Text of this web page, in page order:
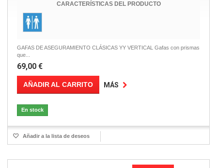
CARACTERÍSTICAS DEL PRODUCTO
GAFAS DE ASEGURAMIENTO CLÁSICAS YY VERTICAL Gafas con prismas
que...
69,00 €
AÑADIR AL CARRITO MÁS
En stock
Añadir a la lista de deseos